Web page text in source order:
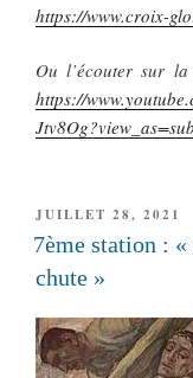
https://www.croix-
Ou l’écouter sur
https://
PUBLIÉ
LE
JUILLET 28, 2021
7ème station : «
chute »